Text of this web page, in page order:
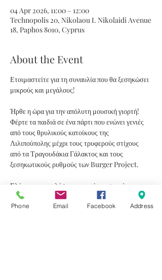
04 Apr 2026, 11:00 – 12:00
Technopolis 20, Nikolaou I. Nikolaidi Avenue
18, Paphos 8010, Cyprus
About the Event
Ετοιμαστείτε για τη συναυλία που θα ξεσηκώσει
μικρούς και μεγάλους!
Ήρθε η ώρα για την απόλυτη μουσική γιορτή!
Φέρτε τα παιδιά σε ένα πάρτι που ενώνει γενιές
από τους θρυλικούς κατοίκους της
Λιλιπούπολης μέχρι τους τρυφερούς στίχους
από τα Τραγουδάκια Γάλακτος και τους
ξεσηκωτικούς ρυθμούς των Burger Project.
Ελάτε να ανακαλύψουμε παρέα τι σημαίνει
αληθινό κέφι, σε μια συνάντηση όπου:
Οι στίχοι έχουν φαντασία.
Phone Email Facebook Address